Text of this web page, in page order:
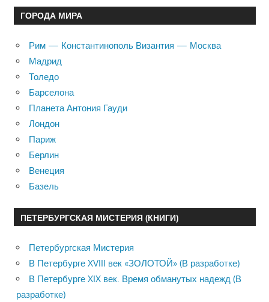
ГОРОДА МИРА
Рим — Константинополь Византия — Москва
Мадрид
Толедо
Барселона
Планета Антония Гауди
Лондон
Париж
Берлин
Венеция
Базель
ПЕТЕРБУРГСКАЯ МИСТЕРИЯ (КНИГИ)
Петербургская Мистерия
В Петербурге XVIII век «ЗОЛОТОЙ» (В разработке)
В Петербурге XIX век. Время обманутых надежд (В
разработке)